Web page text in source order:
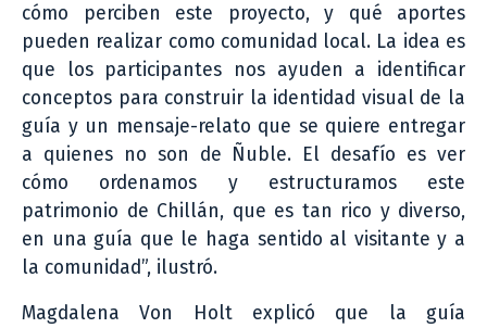
cómo perciben este proyecto, y qué aportes
pueden realizar como comunidad local. La idea es
que los participantes nos ayuden a identificar
conceptos para construir la identidad visual de la
guía y un mensaje-relato que se quiere entregar
a quienes no son de Ñuble. El desafío es ver
cómo ordenamos y estructuramos este
patrimonio de Chillán, que es tan rico y diverso,
en una guía que le haga sentido al visitante y a
la comunidad”, ilustró.
Magdalena Von Holt explicó que la guía